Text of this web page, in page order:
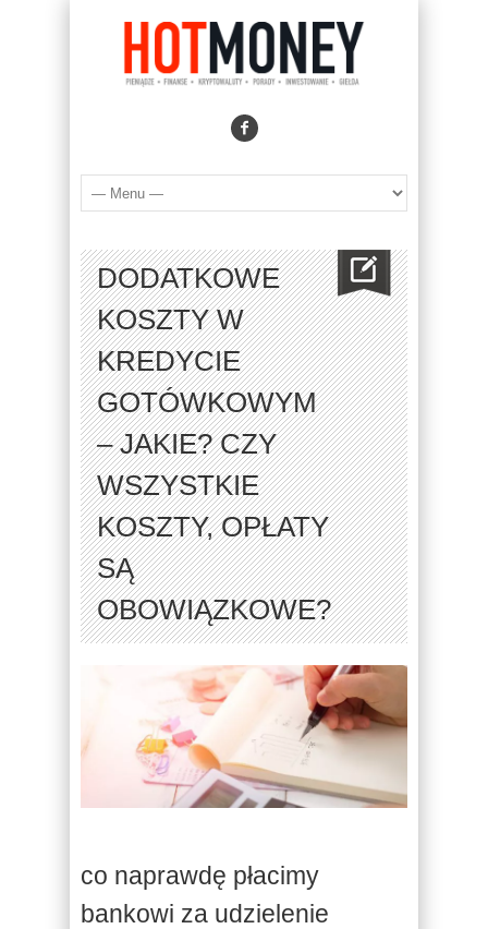
DODATKOWE
KOSZTY W
KREDYCIE
GOTÓWKOWYM
– JAKIE? CZY
WSZYSTKIE
KOSZTY, OPŁATY
SĄ
OBOWIĄZKOWE?
co naprawdę płacimy
bankowi za udzielenie